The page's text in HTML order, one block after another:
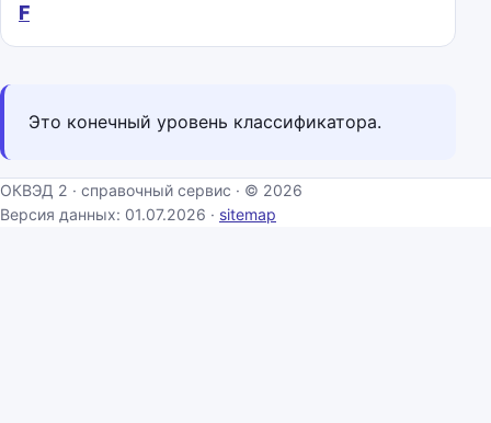
F
Это конечный уровень классификатора.
ОКВЭД 2 · справочный сервис · © 2026
Версия данных: 01.07.2026 · sitemap